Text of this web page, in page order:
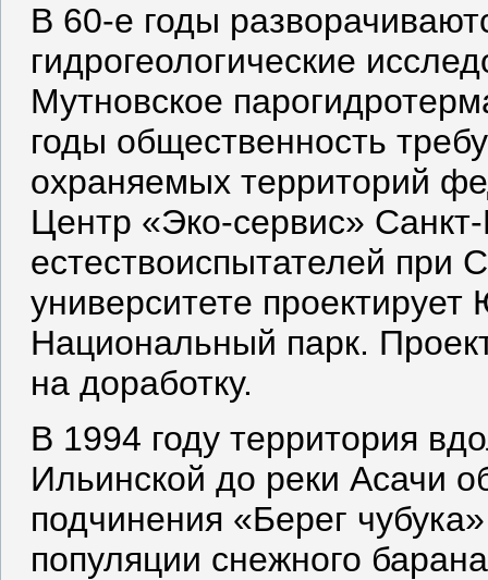
В 60-е годы
гидрогеологические
Мутновское
годы общественность
охраняемых территорий
Центр «Эко-сервис»
естествоиспытателей при
университете
Национальный парк.
на доработку.
В 1994 году территория
Ильинской до реки Асачи
подчинения «Берег
популяции снежного